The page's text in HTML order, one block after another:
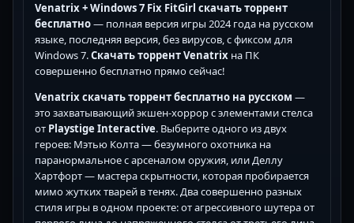
Venatrix + Windows 7 Fix FitGirl скачать торрент
бесплатно— полная версия игры 2024 года на русском
языке, последняя версия, без вирусов, с фиксом для
Windows 7.Скачать торрент Venatrix на ПК
совершенно бесплатно прямо сейчас!
Venatrix скачать торрент бесплатно на русском —
это захватывающий экшен-хоррор с элементами стелса
от Playstige Interactive. Выберите одного из двух
героев: Мэтью Колта — безумного охотника на
паранормальное с арсеналом оружия, или Деллу
Хартфорт — мастера скрытности, которая пробирается
мимо жутких тварей в тенях. Два совершенно разных
стиля игры в одном проекте: от агрессивного шутера от